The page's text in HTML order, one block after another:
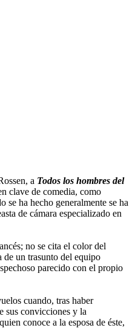
a Todos los hombres del
clave de comedia, como
se ha hecho generalmente se ha
de cámara especializado en
no se cita el color del
de un trasunto del equipo
parecido con el propio
cuando, tras haber
sus convicciones y la
conoce a la esposa de éste,